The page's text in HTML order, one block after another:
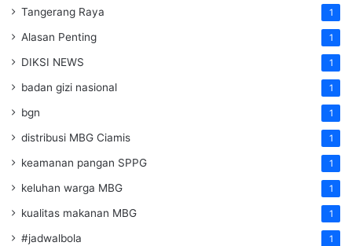
Tangerang Raya 1
Alasan Penting 1
DIKSI NEWS 1
badan gizi nasional 1
bgn 1
distribusi MBG Ciamis 1
keamanan pangan SPPG 1
keluhan warga MBG 1
kualitas makanan MBG 1
#jadwalbola 1